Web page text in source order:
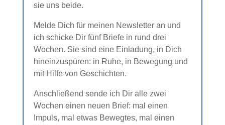
sie uns beide.
Melde Dich für meinen Newsletter an und
ich schicke Dir fünf Briefe in rund drei
Wochen. Sie sind eine Einladung, in Dich
hineinzuspüren: in Ruhe, in Bewegung und
mit Hilfe von Geschichten.
Anschließend sende ich Dir alle zwei
Wochen einen neuen Brief: mal einen
Impuls, mal etwas Bewegtes, mal einen